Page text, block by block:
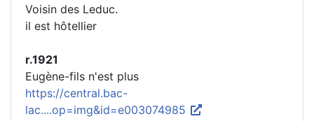
Voisin des Leduc.
il est hôtellier
r.1921
Eugène-fils n'est plus
https://central.bac-
lac....op=img&id=e003074985